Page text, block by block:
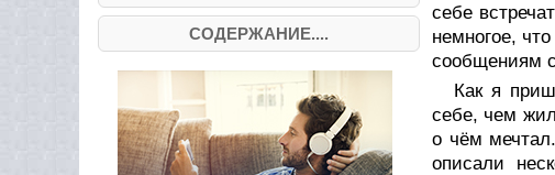
СОДЕРЖАНИЕ....
себе
немногое,
сообщениям
Как я
себе, чем
о чём
описали